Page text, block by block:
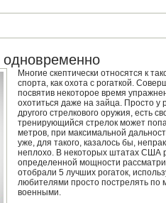
одновременно
Многие скептически относятся к
спорта, как охота с рогаткой.
посвятив некоторое время
охотиться даже на зайца. Просто у
другого стрелкового оружия, есть
тренирующийся стрелок может
метров, при максимальной
уже, для такого, казалось бы,
неплохо. В некоторых штатах США
определенной мощности
отобрали 5 лучших рогаток,
любителями просто пострелять
военными.